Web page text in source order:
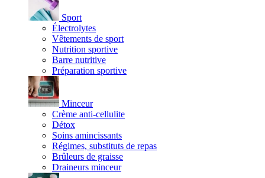
Sport
Électrolytes
Vêtements de sport
Nutrition sportive
Barre nutritive
Préparation sportive
Minceur
Crème anti-cellulite
Détox
Soins amincissants
Régimes, substituts de repas
Brûleurs de graisse
Draineurs minceur